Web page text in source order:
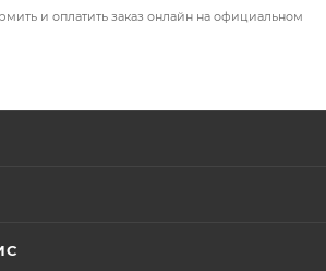
и оплатить заказ онлайн на официальном